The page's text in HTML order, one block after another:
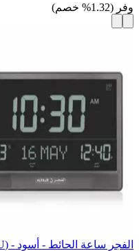
وفر (
1.32
% خصم)
الفجر ساعة الحائط - أسود - (U) CJ-17